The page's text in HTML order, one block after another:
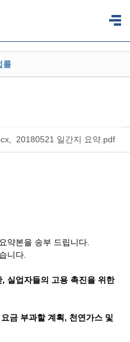
률
20180521 일간지 요약.pdf
요약본을 송부 드립니다
니다
, 실업자들의 고용 촉진을 위한
금 부과할 계획 , 천연가스 및